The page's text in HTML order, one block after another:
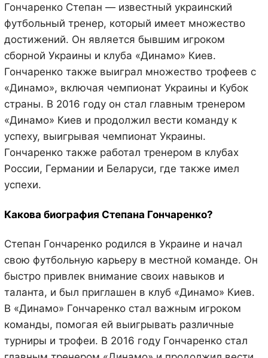
Гончаренко Степан — известный украинский
футбольный тренер, который имеет множество
достижений. Он является бывшим игроком
сборной Украины и клуба «Динамо» Киев.
Гончаренко также выиграл множество трофеев с
«Динамо», включая чемпионат Украины и Кубок
страны. В 2016 году он стал главным тренером
«Динамо» Киев и продолжил вести команду к
успеху, выигрывая чемпионат Украины.
Гончаренко также работал тренером в клубах
России, Германии и Беларуси, где также имел
успехи.
Какова биография Степана Гончаренко?
Степан Гончаренко родился в Украине и начал
свою футбольную карьеру в местной команде. Он
быстро привлек внимание своих навыков и
таланта, и был приглашен в клуб «Динамо» Киев.
В «Динамо» Гончаренко стал важным игроком
команды, помогая ей выигрывать различные
турниры и трофеи. В 2016 году Гончаренко стал